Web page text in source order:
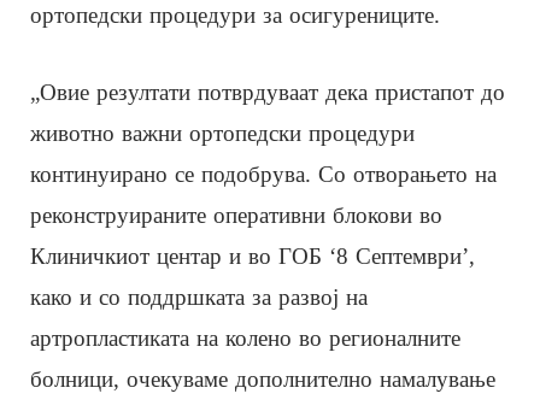
ортопедски процедури за осигурениците.
„Овие резултати потврдуваат дека пристапот до
животно важни ортопедски процедури
континуирано се подобрува. Со отворањето на
реконструираните оперативни блокови во
Клиничкиот центар и во ГОБ ‘8 Септември’,
како и со поддршката за развој на
артропластиката на колено во регионалните
болници, очекуваме дополнително намалување